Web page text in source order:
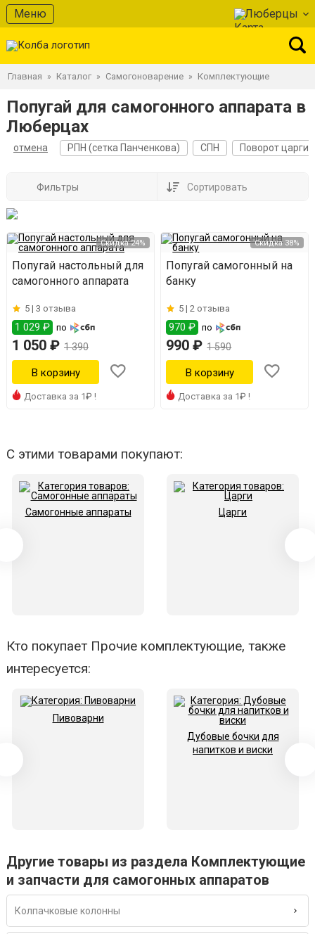
Меню Люберцы
Главная » Каталог » Самогоноварение » Комплектующие
Попугай для самогонного аппарата в
Люберцах
отмена РПН (сетка Панченкова) СПН Поворот царги
Фильтры Сортировать
Скидка 24%
Попугай настольный для
самогонного аппарата
5 | 3 отзыва
1 029 ₽ по
1 050 ₽ 1 390
Доставка за 1₽ !
Скидка 38%
Попугай самогонный на
банку
5 |2 отзыва
970 ₽ по
990 ₽ 1 590
Доставка за 1₽ !
С этими товарами покупают:
Самогонные аппараты Царги
Кто покупает Прочие комплектующие, также
интересуется:
Пивоварни
Дубовые бочки для
напитков и виски
Другие товары из раздела Комплектующие
и запчасти для самогонных аппаратов
Колпачковые колонны